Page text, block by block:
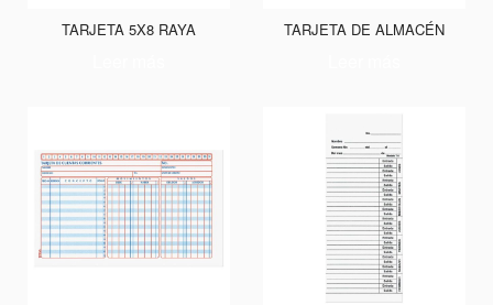
TARJETA 5X8 RAYA TARJETA DE ALMACÉN